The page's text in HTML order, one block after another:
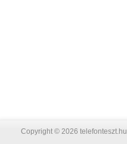
Copyright © 2026 telefonteszt.hu